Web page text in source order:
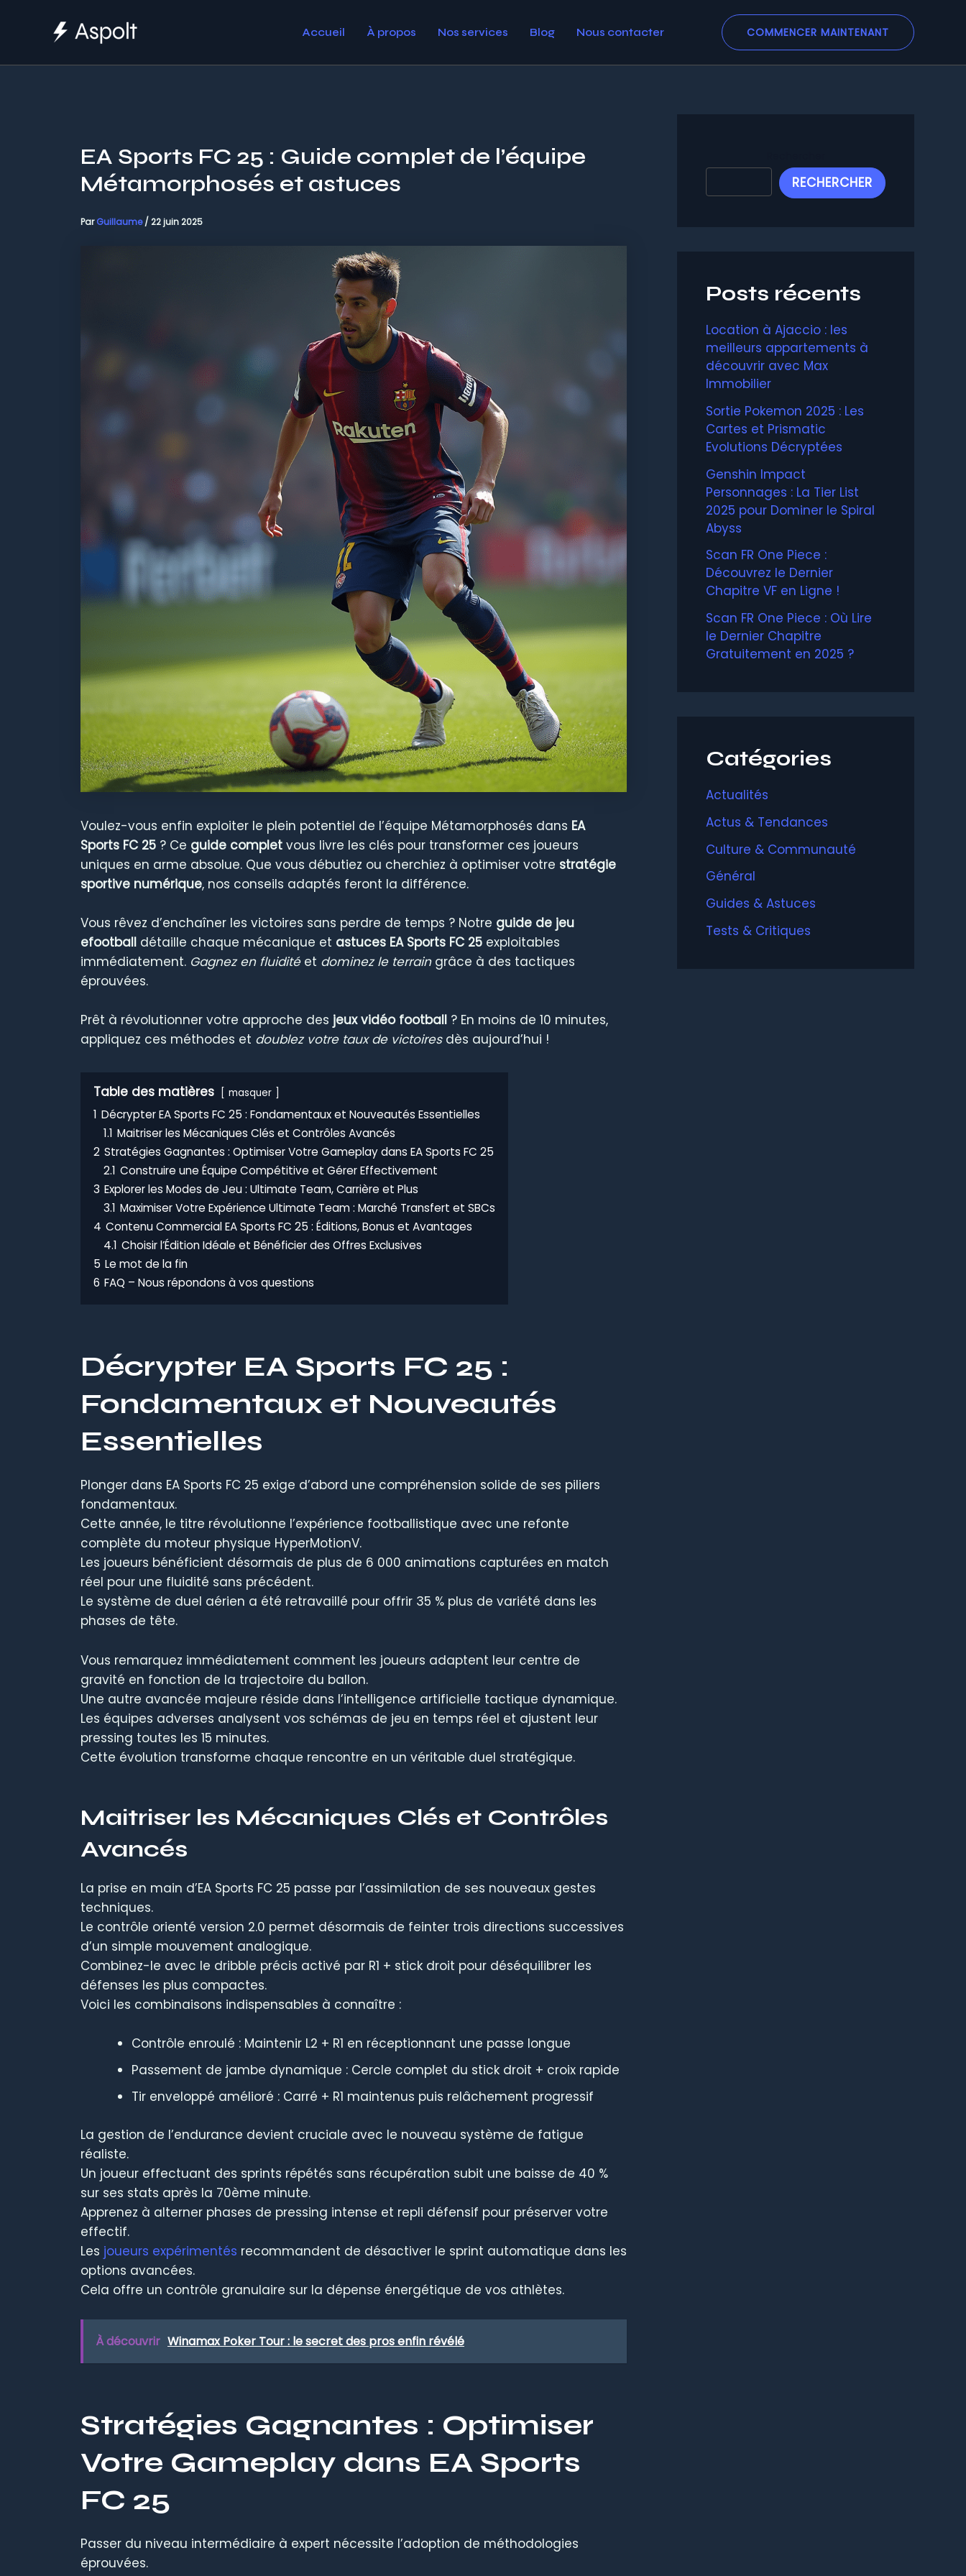
Accueil À propos Nos services Blog Nous contacter COMMENCER MAINTENANT
EA Sports FC 25 : Guide complet de l’équipe
Métamorphosés et astuces
ParGuillaume/ 22 juin 2025
Voulez-vous enfin exploiter le plein potentiel de l’équipe Métamorphosés dans EA
Sports FC 25 ? Ce guide complet vous livre les clés pour transformer ces joueurs
uniques en arme absolue. Que vous débutiez ou cherchiez à optimiser votre stratégie
sportive numérique, nos conseils adaptés feront la différence.
Vous rêvez d’enchaîner les victoires sans perdre de temps ? Notre guide de jeu
efootball détaille chaque mécanique et astuces EA Sports FC 25 exploitables
immédiatement. Gagnez en fluiditéet dominez le terraingrâce à des tactiques
éprouvées.
Prêt à révolutionner votre approche des jeux vidéo football ? En moins de 10 minutes,
appliquez ces méthodes et doublez votre taux de victoiresdès aujourd’hui !
Table des matières masquer
1 Décrypter EA Sports FC 25 : Fondamentaux et Nouveautés Essentielles
1.1 Maitriser les Mécaniques Clés et Contrôles Avancés
2 Stratégies Gagnantes : Optimiser Votre Gameplay dans EA Sports FC 25
2.1 Construire une Équipe Compétitive et Gérer Effectivement
3 Explorer les Modes de Jeu : Ultimate Team, Carrière et Plus
3.1 Maximiser Votre Expérience Ultimate Team : Marché Transfert et SBCs
4 Contenu Commercial EA Sports FC 25 : Éditions, Bonus et Avantages
4.1 Choisir l’Édition Idéale et Bénéficier des Offres Exclusives
5 Le mot de la fin
6 FAQ – Nous répondons à vos questions
Décrypter EA Sports FC 25 :
Fondamentaux et Nouveautés
Essentielles
Plonger dans EA Sports FC 25 exige d’abord une compréhension solide de ses piliers
fondamentaux.
Cette année, le titre révolutionne l’expérience footballistique avec une refonte
complète du moteur physique HyperMotionV.
Les joueurs bénéficient désormais de plus de 6 000 animations capturées en match
réel pour une fluidité sans précédent.
Le système de duel aérien a été retravaillé pour offrir 35 % plus de variété dans les
phases de tête.
Vous remarquez immédiatement comment les joueurs adaptent leur centre de
gravité en fonction de la trajectoire du ballon.
Une autre avancée majeure réside dans l’intelligence artificielle tactique dynamique.
Les équipes adverses analysent vos schémas de jeu en temps réel et ajustent leur
pressing toutes les 15 minutes.
Cette évolution transforme chaque rencontre en un véritable duel stratégique.
Maitriser les Mécaniques Clés et Contrôles
Avancés
La prise en main d’EA Sports FC 25 passe par l’assimilation de ses nouveaux gestes
techniques.
Le contrôle orienté version 2.0 permet désormais de feinter trois directions successives
d’un simple mouvement analogique.
Combinez-le avec le dribble précis activé par R1 + stick droit pour déséquilibrer les
défenses les plus compactes.
Voici les combinaisons indispensables à connaître :
Contrôle enroulé : Maintenir L2 + R1 en réceptionnant une passe longue
Passement de jambe dynamique : Cercle complet du stick droit + croix rapide
Tir enveloppé amélioré : Carré + R1 maintenus puis relâchement progressif
La gestion de l’endurance devient cruciale avec le nouveau système de fatigue
réaliste.
Un joueur effectuant des sprints répétés sans récupération subit une baisse de 40 %
sur ses stats après la 70ème minute.
Apprenez à alterner phases de pressing intense et repli défensif pour préserver votre
effectif.
Les joueurs expérimentés recommandent de désactiver le sprint automatique dans les
options avancées.
Cela offre un contrôle granulaire sur la dépense énergétique de vos athlètes.
À découvrir Winamax Poker Tour : le secret des pros enfin révélé
Stratégies Gagnantes : Optimiser
Votre Gameplay dans EA Sports
FC 25
Passer du niveau intermédiaire à expert nécessite l’adoption de méthodologies
éprouvées.
RECHERCHER
Posts récents
Location à Ajaccio : les
meilleurs appartements à
découvrir avec Max
Immobilier
Sortie Pokemon 2025 : Les
Cartes et Prismatic
Evolutions Décryptées
Genshin Impact
Personnages : La Tier List
2025 pour Dominer le Spiral
Abyss
Scan FR One Piece :
Découvrez le Dernier
Chapitre VF en Ligne !
Scan FR One Piece : Où Lire
le Dernier Chapitre
Gratuitement en 2025 ?
Catégories
Actualités
Actus & Tendances
Culture & Communauté
Général
Guides & Astuces
Tests & Critiques